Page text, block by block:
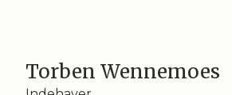
Torben Wennemoes